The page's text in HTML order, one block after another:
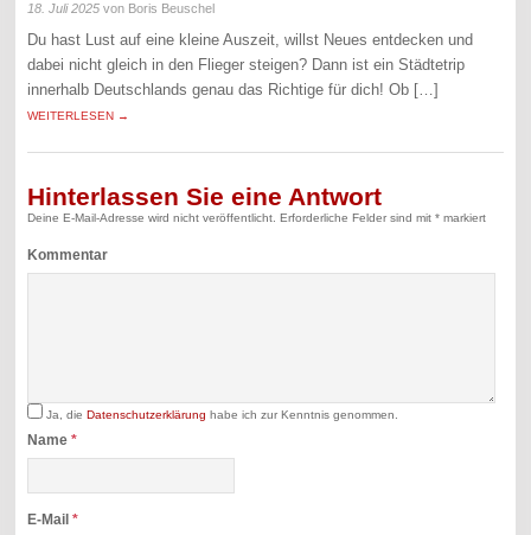
18. Juli 2025 von Boris Beuschel
Du hast Lust auf eine kleine Auszeit, willst Neues entdecken und
dabei nicht gleich in den Flieger steigen? Dann ist ein Städtetrip
innerhalb Deutschlands genau das Richtige für dich! Ob […]
WEITERLESEN →
Hinterlassen Sie eine Antwort
Deine E-Mail-Adresse wird nicht veröffentlicht. Erforderliche Felder sind mit* markiert
Kommentar
Ja, dieDatenschutzerklärung habe ich zur Kenntnis genommen.
Name*
E-Mail*